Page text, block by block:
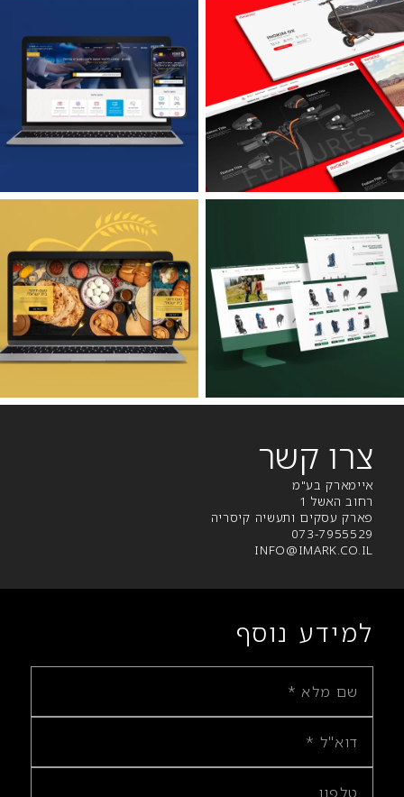
צרו קשר
איימארק בע"מ
רחוב האשל 1
פארק עסקים ותעשיה קיסריה
073-7955529
INFO@IMARK.CO.IL
למידע נוסף